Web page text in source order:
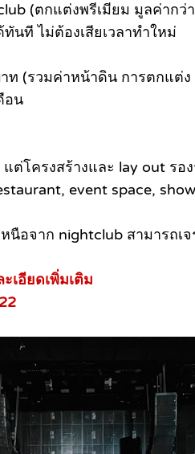
(ตกแต่งพรีเมียม มูลค่ากว่
นที ไม่ต้องเสียเวลาทำใหม่
(รวมค่าหน้าดิน การตกแต่ง
อน
ต่โครงสร้างและ lay out รอ
event space,
นือจาก nightclub สามารถ
เอียดเพิ่มเติม